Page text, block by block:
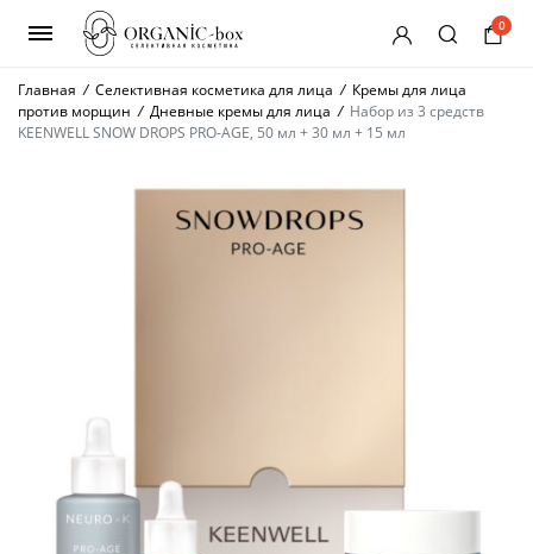
0
Главная / Селективная косметика для лица / Кремы для лица
против морщин / Дневные кремы для лица / Набор из 3 средств
KEENWELL SNOW DROPS PRO-AGE, 50 мл + 30 мл + 15 мл